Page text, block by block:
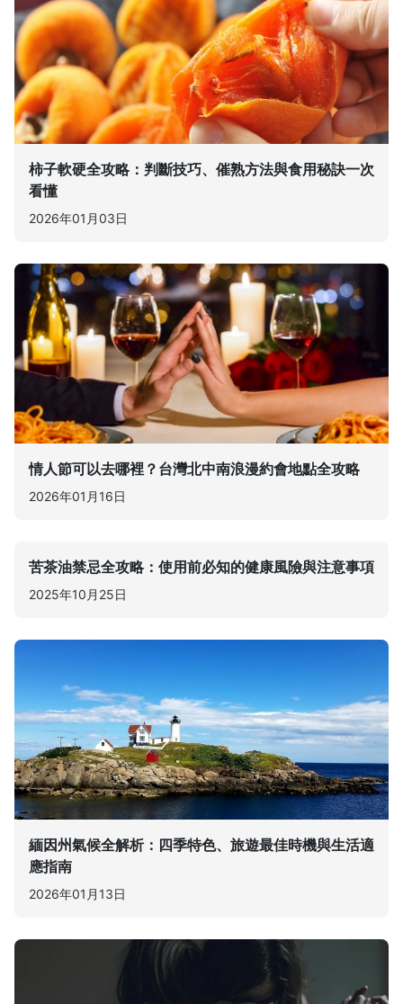
柿子軟硬全攻略：判斷技巧、催熟方法與食用秘訣一次
看懂
2026年01月03日
情人節可以去哪裡？台灣北中南浪漫約會地點全攻略
2026年01月16日
苦茶油禁忌全攻略：使用前必知的健康風險與注意事項
2025年10月25日
緬因州氣候全解析：四季特色、旅遊最佳時機與生活適
應指南
2026年01月13日